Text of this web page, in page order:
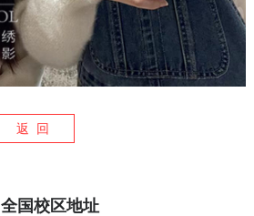
返 回
全国校区地址